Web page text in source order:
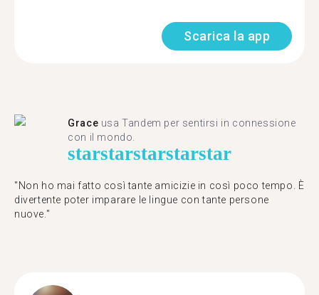
Scarica la app
Grace usa Tandem per sentirsi in connessione
con il mondo.
starstarstarstarstar
"Non ho mai fatto così tante amicizie in così poco tempo. È
divertente poter imparare le lingue con tante persone
nuove."